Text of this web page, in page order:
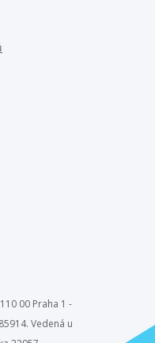
00 Praha 1 -
Vedená u